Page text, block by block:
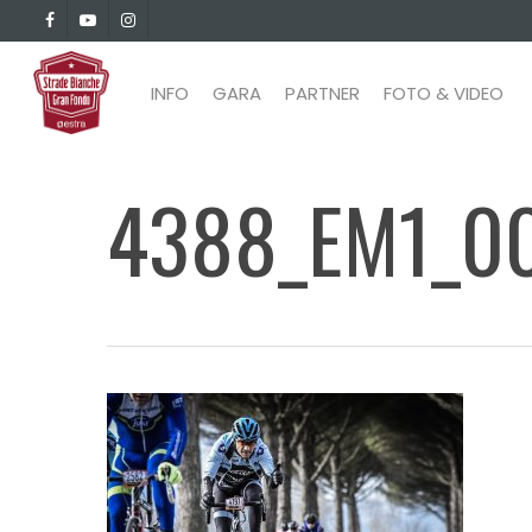
to
main
content
facebookyoutubeinstagram
INFO GARA PARTNER FOTO & VIDEO